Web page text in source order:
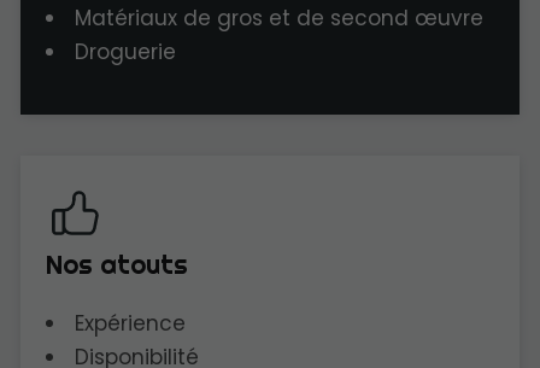
Matériaux de gros et de second œuvre
Droguerie
Nos atouts
Expérience
Disponibilité